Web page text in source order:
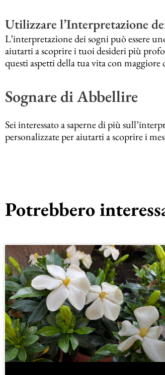
Utilizzare l’Interpretazione
L’interpretazione dei sogni può essere
aiutarti a scoprire i tuoi desideri più
questi aspetti della tua vita con maggiore
Sognare di Abbellire
Sei interessato a saperne di più
personalizzate per aiutarti a scoprire i
Potrebbero